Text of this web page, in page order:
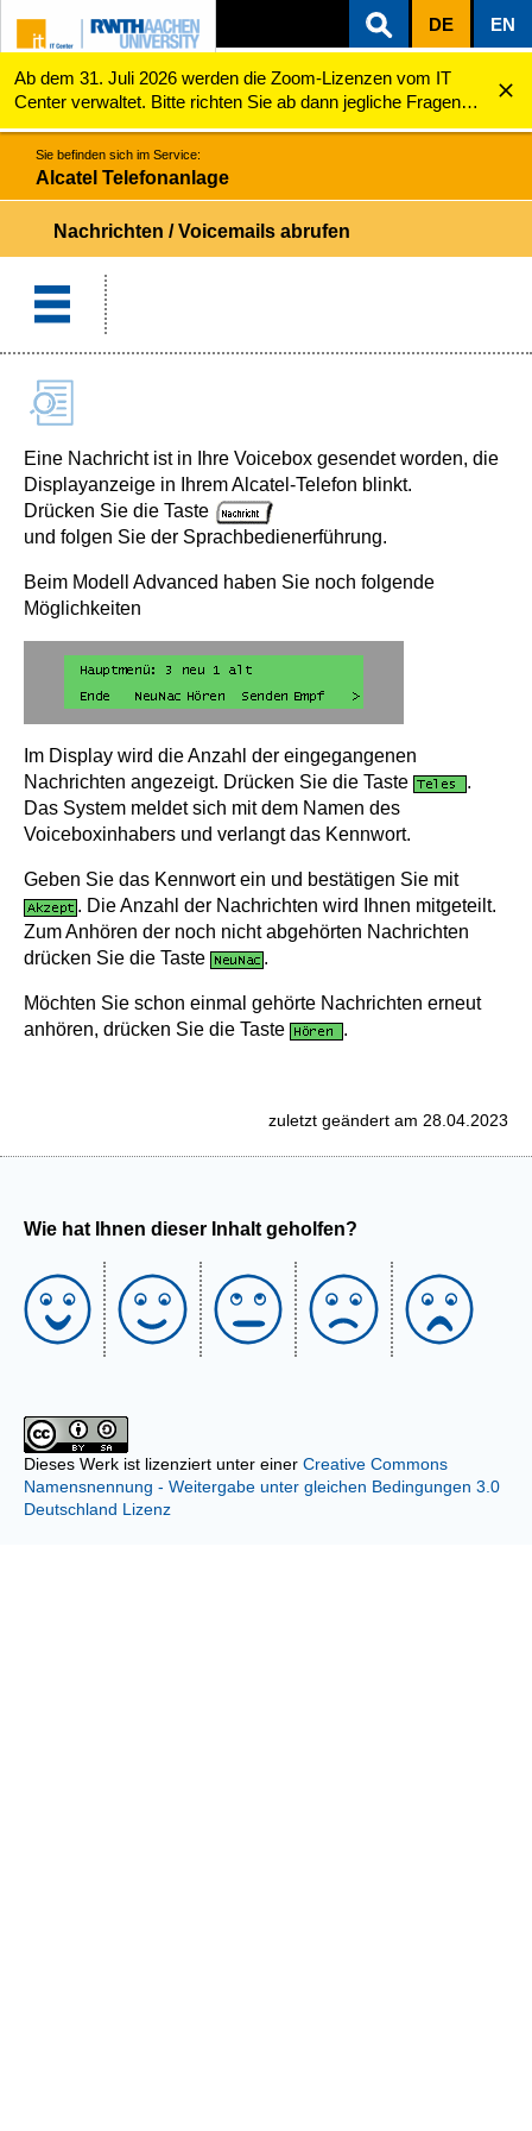
ZUM INHALTSBEREICH
ZUR HAUPTNAVIGATION
ZUR SUCHE
DE EN
Ab dem 31. Juli 2026 werden die Zoom-Lizenzen vom IT
Center verwaltet. Bitte richten Sie ab dann jegliche Fragen
zu den Zoom-Lizenzen (z.B. Probleme mit dem Login) an
servicedesk@itc.rwth-aachen.de.
Alcatel Telefonanlage Nachrichten / Voicemails abrufen
Sie befinden sich im Service:
Alcatel Telefonanlage
Nachrichten / Voicemails abrufen
Eine Nachricht ist in Ihre Voicebox gesendet worden, die
Displayanzeige in Ihrem Alcatel-Telefon blinkt.
Drücken Sie die Taste
und folgen Sie der Sprachbedienerführung.
Beim Modell Advanced haben Sie noch folgende
Möglichkeiten
Im Display wird die Anzahl der eingegangenen
Nachrichten angezeigt. Drücken Sie die Taste
.
Das System meldet sich mit dem Namen des
Voiceboxinhabers und verlangt das Kennwort.
Geben Sie das Kennwort ein und bestätigen Sie mit
. Die Anzahl der Nachrichten wird Ihnen mitgeteilt.
Zum Anhören der noch nicht abgehörten Nachrichten
drücken Sie die Taste
.
Möchten Sie schon einmal gehörte Nachrichten erneut
anhören, drücken Sie die Taste
.
zuletzt geändert am 28.04.2023
Wie hat Ihnen dieser Inhalt geholfen?
Dieses Werk ist lizenziert unter einer Creative Commons
Namensnennung - Weitergabe unter gleichen Bedingungen 3.0
Deutschland Lizenz